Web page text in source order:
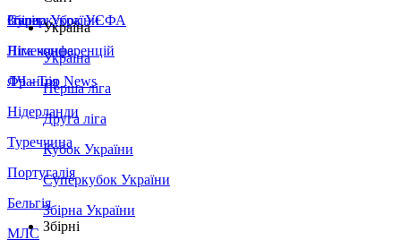
Збірна України
Італія
Німеччина
Франція
Нідерланди
Туреччина
Португалія
Бельгія
МЛС
Суперкубок УЄФА
Ліга конференцій
ЛЧ - Top News
Україна
Україна
Перша ліга
Друга ліга
Кубок України
Суперкубок України
Збірна України
Збірні